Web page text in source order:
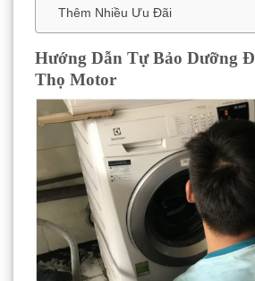
Thêm Nhiều Ưu Đãi
Hướng Dẫn Tự Bảo Dưỡng
Thọ Motor